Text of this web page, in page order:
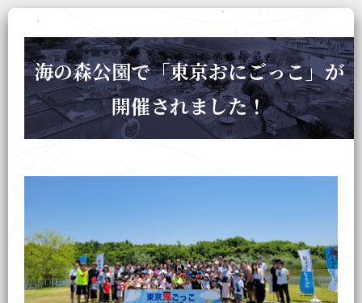
海の森公園で「東京おにごっこ」が
開催されました！